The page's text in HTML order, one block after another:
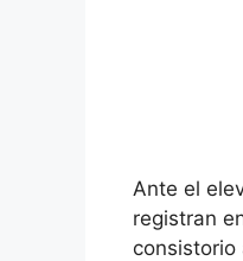
Ante el
registran
consistorio